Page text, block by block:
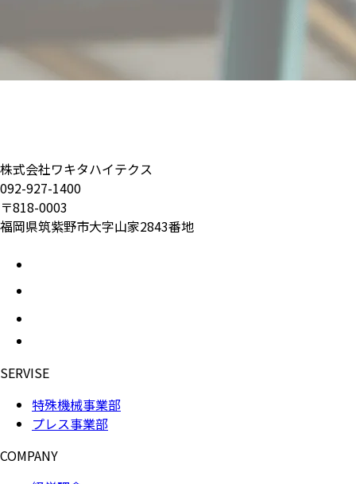
採用情報
株式会社ワキタハイテクス
092-927-1400
〒818-0003
福岡県筑紫野市大字山家2843番地
SERVISE
特殊機械事業部
プレス事業部
COMPANY